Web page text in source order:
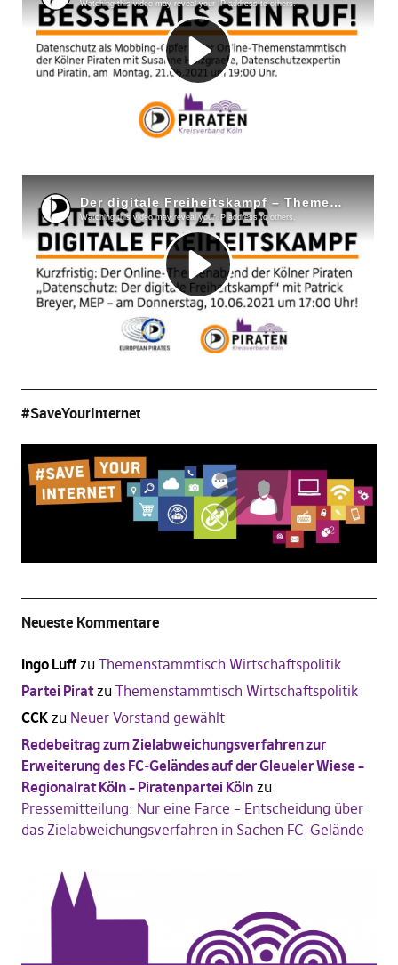
#SaveYourInternet
Neueste Kommentare
Ingo Luffzu Themenstammtisch Wirtschaftspolitik
Partei Piratzu Themenstammtisch Wirtschaftspolitik
CCKzu Neuer Vorstand gewählt
Redebeitrag zum Zielabweichungsverfahren zur
Erweiterung des FC-Geländes auf der Gleueler Wiese –
Regionalrat Köln – Piratenpartei Kölnzu
Pressemitteilung: Nur eine Farce – Entscheidung über
das Zielabweichungsverfahren in Sachen FC-Gelände